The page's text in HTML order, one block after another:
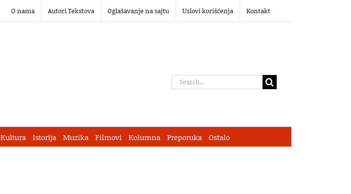
O nama Autori Tekstova Oglašavanje na sajtu Uslovi korišćenja Kontakt
Search
Kultura Istorija Muzika Filmovi Kolumna Preporuka Ostalo